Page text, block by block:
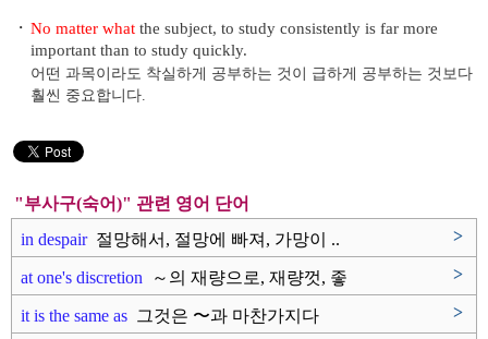
・ No matter what the subject, to study consistently is far more
important than to study quickly.
어떤 과목이라도 착실하게 공부하는 것이 급하게 공부하는 것보다
훨씬 중요합니다.
"부사구(숙어)" 관련 영어 단어
in despair절망해서, 절망에 빠져, 가망이 .. >
at one's discretion ～의 재량으로, 재량껏, 좋
>
it is the same as 그것은 〜과 마찬가지다 >